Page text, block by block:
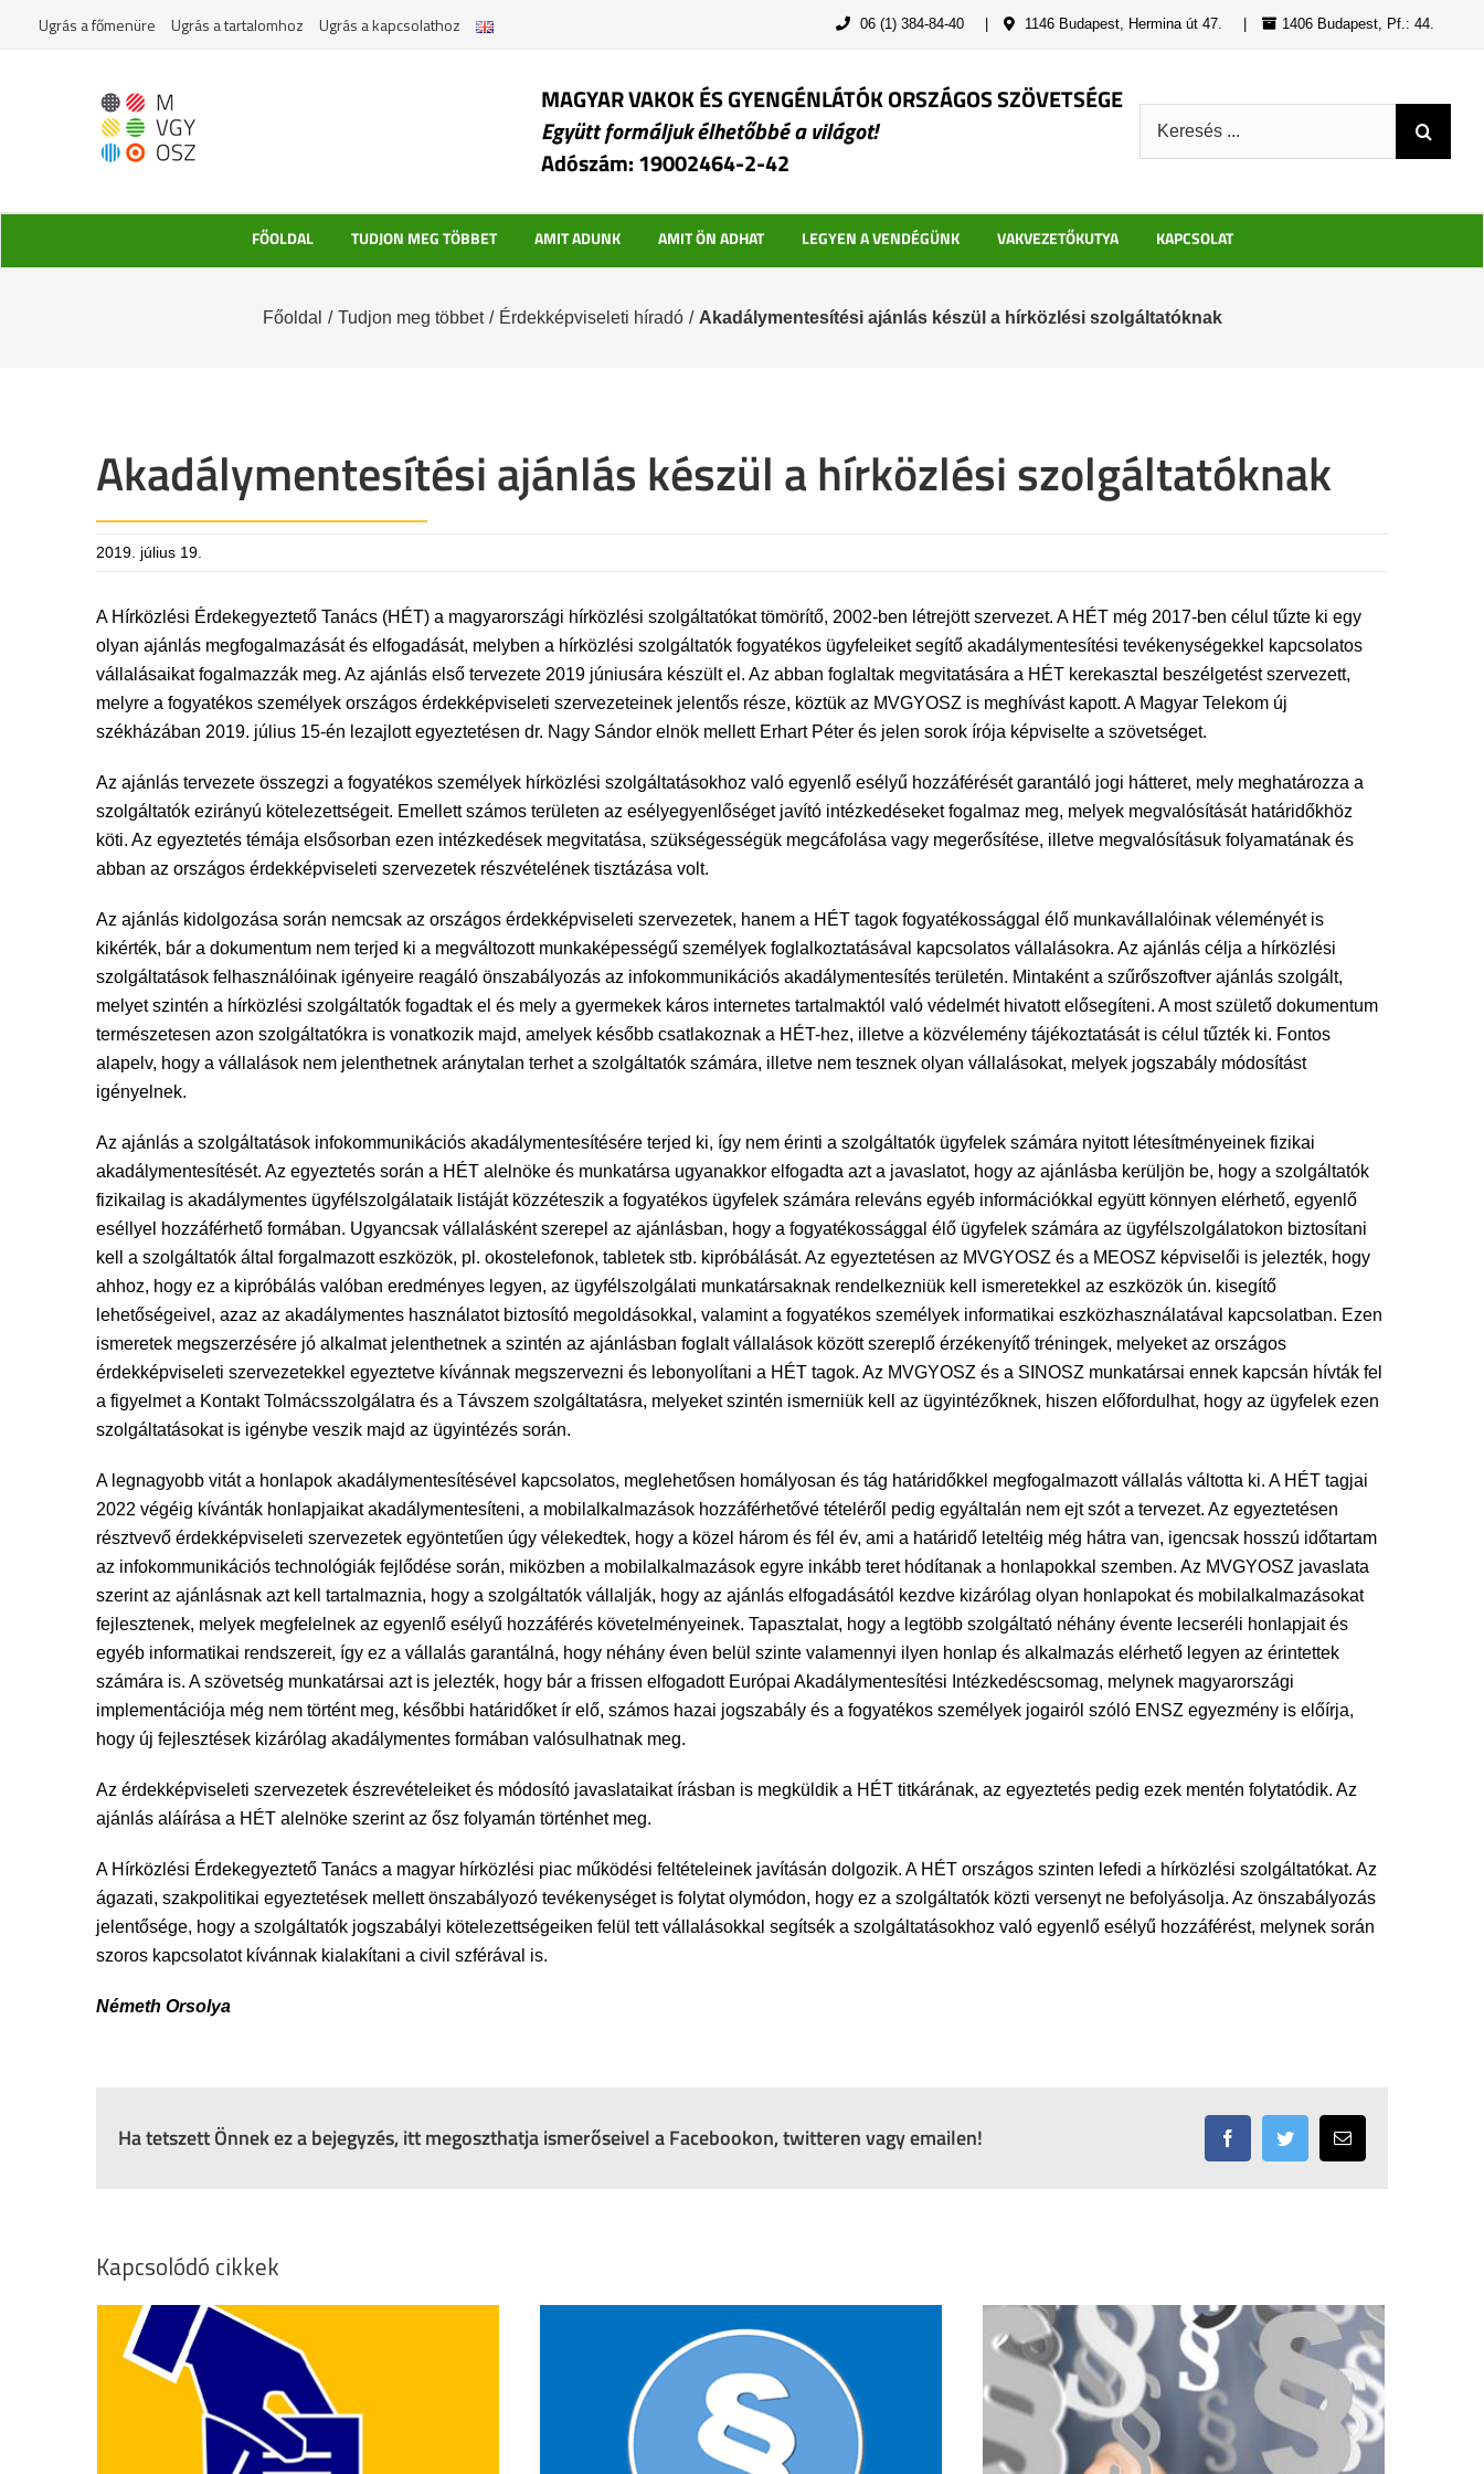
Ugrás a főmenüre Ugrás a tartalomhoz Ugrás a kapcsolathoz 06 (1) 384-84-40 1146 Budapest, Hermina út 47. 1406 Budapest, Pf.: 44.
MAGYAR VAKOK ÉS GYENGÉNLÁTÓK ORSZÁGOS SZÖVETSÉGE
Együtt formáljuk élhetőbbé a világot!
Adószám: 19002464-2-42
FŐOLDAL TUDJON MEG TÖBBET AMIT ADUNK AMIT ÖN ADHAT LEGYEN A VENDÉGÜNK VAKVEZETŐKUTYA KAPCSOLAT
Főoldal / Tudjon meg többet / Érdekképviseleti híradó / Akadálymentesítési ajánlás készül a hírközlési szolgáltatóknak
Akadálymentesítési ajánlás készül a hírközlési szolgáltatóknak
2019. július 19.
A Hírközlési Érdekegyeztető Tanács (HÉT) a magyarországi hírközlési szolgáltatókat tömörítő, 2002-ben létrejött szervezet. A HÉT még 2017-ben célul tűzte ki egy
olyan ajánlás megfogalmazását és elfogadását, melyben a hírközlési szolgáltatók fogyatékos ügyfeleiket segítő akadálymentesítési tevékenységekkel kapcsolatos
vállalásaikat fogalmazzák meg. Az ajánlás első tervezete 2019 júniusára készült el. Az abban foglaltak megvitatására a HÉT kerekasztal beszélgetést szervezett,
melyre a fogyatékos személyek országos érdekképviseleti szervezeteinek jelentős része, köztük az MVGYOSZ is meghívást kapott. A Magyar Telekom új
székházában 2019. július 15-én lezajlott egyeztetésen dr. Nagy Sándor elnök mellett Erhart Péter és jelen sorok írója képviselte a szövetséget.
Az ajánlás tervezete összegzi a fogyatékos személyek hírközlési szolgáltatásokhoz való egyenlő esélyű hozzáférését garantáló jogi hátteret, mely meghatározza a
szolgáltatók ezirányú kötelezettségeit. Emellett számos területen az esélyegyenlőséget javító intézkedéseket fogalmaz meg, melyek megvalósítását határidőkhöz
köti. Az egyeztetés témája elsősorban ezen intézkedések megvitatása, szükségességük megcáfolása vagy megerősítése, illetve megvalósításuk folyamatának és
abban az országos érdekképviseleti szervezetek részvételének tisztázása volt.
Az ajánlás kidolgozása során nemcsak az országos érdekképviseleti szervezetek, hanem a HÉT tagok fogyatékossággal élő munkavállalóinak véleményét is
kikérték, bár a dokumentum nem terjed ki a megváltozott munkaképességű személyek foglalkoztatásával kapcsolatos vállalásokra. Az ajánlás célja a hírközlési
szolgáltatások felhasználóinak igényeire reagáló önszabályozás az infokommunikációs akadálymentesítés területén. Mintaként a szűrőszoftver ajánlás szolgált,
melyet szintén a hírközlési szolgáltatók fogadtak el és mely a gyermekek káros internetes tartalmaktól való védelmét hivatott elősegíteni. A most születő dokumentum
természetesen azon szolgáltatókra is vonatkozik majd, amelyek később csatlakoznak a HÉT-hez, illetve a közvélemény tájékoztatását is célul tűzték ki. Fontos
alapelv, hogy a vállalások nem jelenthetnek aránytalan terhet a szolgáltatók számára, illetve nem tesznek olyan vállalásokat, melyek jogszabály módosítást
igényelnek.
Az ajánlás a szolgáltatások infokommunikációs akadálymentesítésére terjed ki, így nem érinti a szolgáltatók ügyfelek számára nyitott létesítményeinek fizikai
akadálymentesítését. Az egyeztetés során a HÉT alelnöke és munkatársa ugyanakkor elfogadta azt a javaslatot, hogy az ajánlásba kerüljön be, hogy a szolgáltatók
fizikailag is akadálymentes ügyfélszolgálataik listáját közzéteszik a fogyatékos ügyfelek számára releváns egyéb információkkal együtt könnyen elérhető, egyenlő
eséllyel hozzáférhető formában. Ugyancsak vállalásként szerepel az ajánlásban, hogy a fogyatékossággal élő ügyfelek számára az ügyfélszolgálatokon biztosítani
kell a szolgáltatók által forgalmazott eszközök, pl. okostelefonok, tabletek stb. kipróbálását. Az egyeztetésen az MVGYOSZ és a MEOSZ képviselői is jelezték, hogy
ahhoz, hogy ez a kipróbálás valóban eredményes legyen, az ügyfélszolgálati munkatársaknak rendelkezniük kell ismeretekkel az eszközök ún. kisegítő
lehetőségeivel, azaz az akadálymentes használatot biztosító megoldásokkal, valamint a fogyatékos személyek informatikai eszközhasználatával kapcsolatban. Ezen
ismeretek megszerzésére jó alkalmat jelenthetnek a szintén az ajánlásban foglalt vállalások között szereplő érzékenyítő tréningek, melyeket az országos
érdekképviseleti szervezetekkel egyeztetve kívánnak megszervezni és lebonyolítani a HÉT tagok. Az MVGYOSZ és a SINOSZ munkatársai ennek kapcsán hívták fel
a figyelmet a Kontakt Tolmácsszolgálatra és a Távszem szolgáltatásra, melyeket szintén ismerniük kell az ügyintézőknek, hiszen előfordulhat, hogy az ügyfelek ezen
szolgáltatásokat is igénybe veszik majd az ügyintézés során.
A legnagyobb vitát a honlapok akadálymentesítésével kapcsolatos, meglehetősen homályosan és tág határidőkkel megfogalmazott vállalás váltotta ki. A HÉT tagjai
2022 végéig kívánták honlapjaikat akadálymentesíteni, a mobilalkalmazások hozzáférhetővé tételéről pedig egyáltalán nem ejt szót a tervezet. Az egyeztetésen
résztvevő érdekképviseleti szervezetek egyöntetűen úgy vélekedtek, hogy a közel három és fél év, ami a határidő leteltéig még hátra van, igencsak hosszú időtartam
az infokommunikációs technológiák fejlődése során, miközben a mobilalkalmazások egyre inkább teret hódítanak a honlapokkal szemben. Az MVGYOSZ javaslata
szerint az ajánlásnak azt kell tartalmaznia, hogy a szolgáltatók vállalják, hogy az ajánlás elfogadásától kezdve kizárólag olyan honlapokat és mobilalkalmazásokat
fejlesztenek, melyek megfelelnek az egyenlő esélyű hozzáférés követelményeinek. Tapasztalat, hogy a legtöbb szolgáltató néhány évente lecseréli honlapjait és
egyéb informatikai rendszereit, így ez a vállalás garantálná, hogy néhány éven belül szinte valamennyi ilyen honlap és alkalmazás elérhető legyen az érintettek
számára is. A szövetség munkatársai azt is jelezték, hogy bár a frissen elfogadott Európai Akadálymentesítési Intézkedéscsomag, melynek magyarországi
implementációja még nem történt meg, későbbi határidőket ír elő, számos hazai jogszabály és a fogyatékos személyek jogairól szóló ENSZ egyezmény is előírja,
hogy új fejlesztések kizárólag akadálymentes formában valósulhatnak meg.
Az érdekképviseleti szervezetek észrevételeiket és módosító javaslataikat írásban is megküldik a HÉT titkárának, az egyeztetés pedig ezek mentén folytatódik. Az
ajánlás aláírása a HÉT alelnöke szerint az ősz folyamán történhet meg.
A Hírközlési Érdekegyeztető Tanács a magyar hírközlési piac működési feltételeinek javításán dolgozik. A HÉT országos szinten lefedi a hírközlési szolgáltatókat. Az
ágazati, szakpolitikai egyeztetések mellett önszabályozó tevékenységet is folytat olymódon, hogy ez a szolgáltatók közti versenyt ne befolyásolja. Az önszabályozás
jelentősége, hogy a szolgáltatók jogszabályi kötelezettségeiken felül tett vállalásokkal segítsék a szolgáltatásokhoz való egyenlő esélyű hozzáférést, melynek során
szoros kapcsolatot kívánnak kialakítani a civil szférával is.
Németh Orsolya
Ha tetszett Önnek ez a bejegyzés, itt megoszthatja ismerőseivel a Facebookon, twitteren vagy emailen! FacebookTwitter Email:
Kapcsolódó cikkek